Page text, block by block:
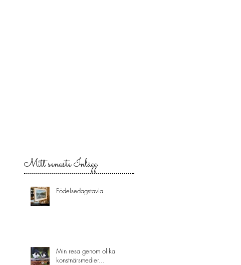
Mitt senaste Inlägg
Födelsedagstavla
Min resa genom olika
konstnärsmedier...